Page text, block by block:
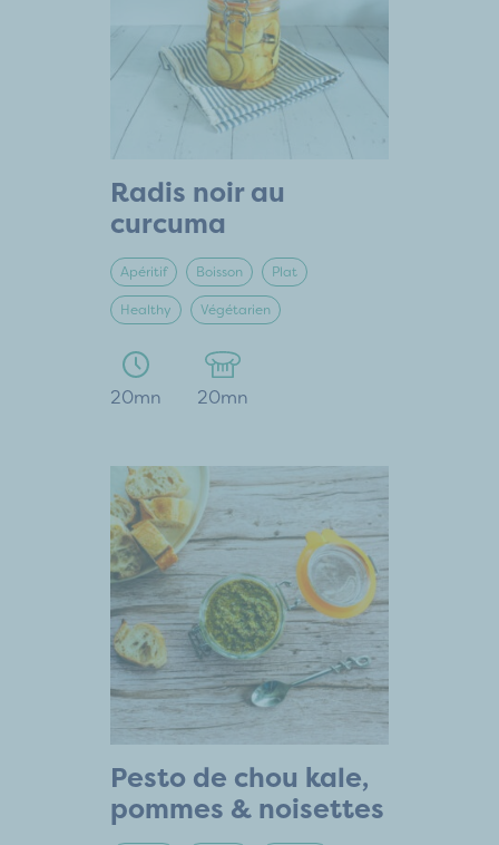
Radis noir au
curcuma
Apéritif Boisson Plat
Healthy Végétarien
20mn 20mn
Pesto de chou kale,
pommes & noisettes